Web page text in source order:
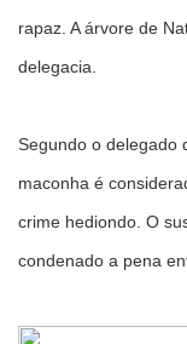
rapaz. A árvore de
delegacia.
Segundo o delegado
maconha é
crime hediondo. O
condenado a pena